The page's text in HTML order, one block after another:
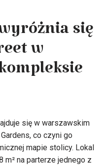
się
w
się w warszawskim
co czyni go
mapie stolicy. Lokal
m² na parterze jednego z